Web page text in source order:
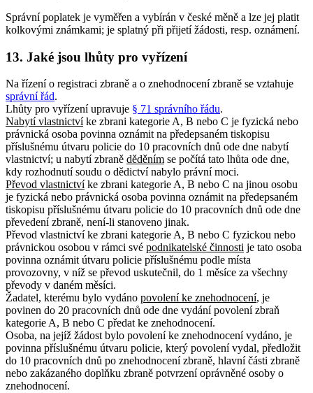
Správní poplatek je vyměřen a vybírán v české měně a lze jej platit
kolkovými známkami; je splatný při přijetí žádosti, resp. oznámení.
13. Jaké jsou lhůty pro vyřízení
Na řízení o registraci zbraně a o znehodnocení zbraně se vztahuje
správní řád.
Lhůty pro vyřízení upravuje § 71 správního řádu.
Nabytí vlastnictvíke zbrani kategorie A, B nebo C je fyzická nebo
právnická osoba povinna oznámit na předepsaném tiskopisu
příslušnému útvaru policie do 10 pracovních dnů ode dne nabytí
vlastnictví; u nabytí zbraně děděním se počítá tato lhůta ode dne,
kdy rozhodnutí soudu o dědictví nabylo právní moci.
Převod vlastnictvíke zbrani kategorie A, B nebo C na jinou osobu
je fyzická nebo právnická osoba povinna oznámit na předepsaném
tiskopisu příslušnému útvaru policie do 10 pracovních dnů ode dne
převedení zbraně, není-li stanoveno jinak.
Převod vlastnictví ke zbrani kategorie A, B nebo C fyzickou nebo
právnickou osobou v rámci své podnikatelské činnosti je tato osoba
povinna oznámit útvaru policie příslušnému podle místa
provozovny, v níž se převod uskutečnil, do 1 měsíce za všechny
převody v daném měsíci.
Žadatel, kterému bylo vydáno povolení ke znehodnocení, je
povinen do 20 pracovních dnů ode dne vydání povolení zbraň
kategorie A, B nebo C předat ke znehodnocení.
Osoba, na jejíž žádost bylo povolení ke znehodnocení vydáno, je
povinna příslušnému útvaru policie, který povolení vydal, předložit
do 10 pracovních dnů po znehodnocení zbraně, hlavní části zbraně
nebo zakázaného doplňku zbraně potvrzení oprávněné osoby o
znehodnocení.